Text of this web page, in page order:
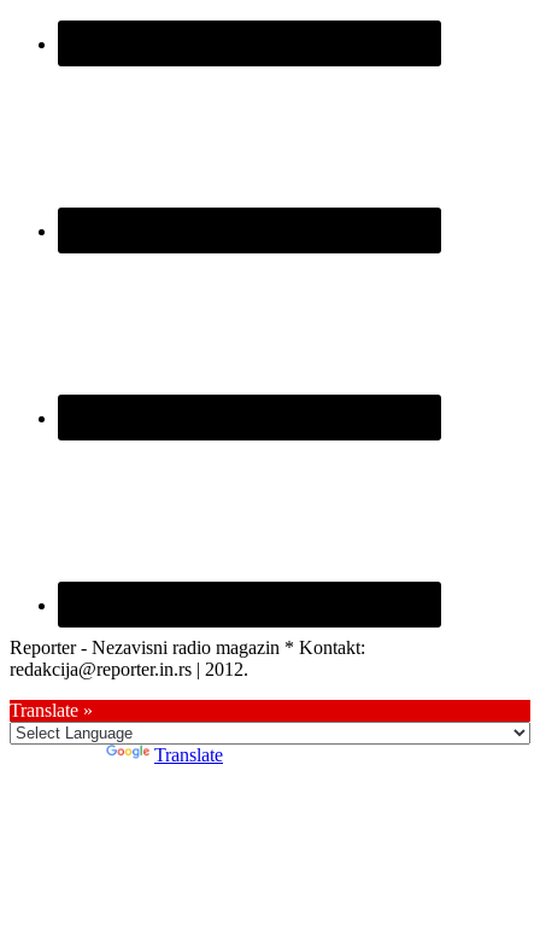
Reporter - Nezavisni radio magazin * Kontakt:
redakcija@reporter.in.rs | 2012.
Translate »
Translate